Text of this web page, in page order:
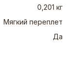
0,201 кг
Мягкий переплет
Да